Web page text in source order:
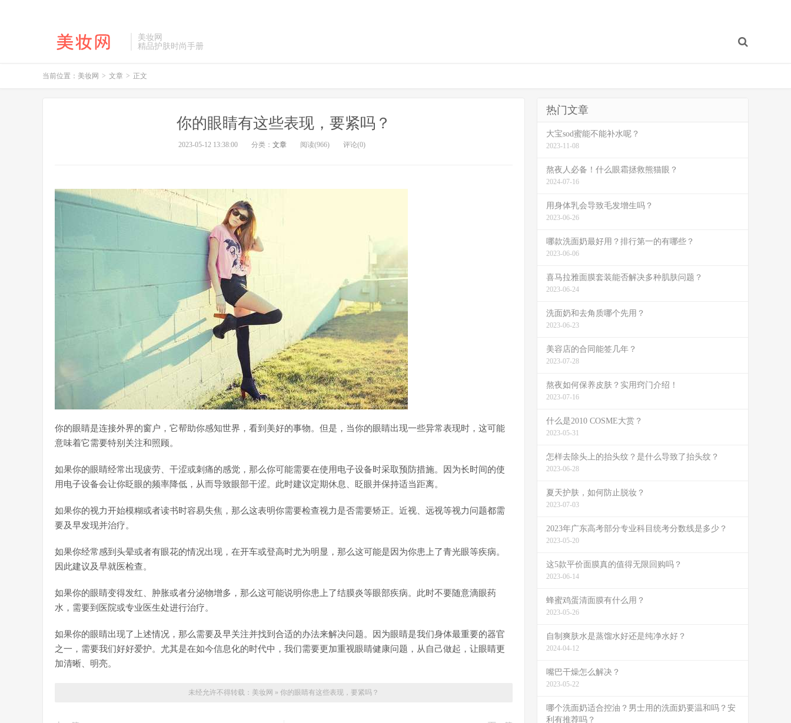
美妆网
精品护肤时尚手册
当前位置： 美妆网 > 文章 > 正文
你的眼睛有这些表现，要紧吗？
2023-05-12 13:38:00 分类： 文章 阅读(966) 评论(0)
你的眼睛是连接外界的窗户，它帮助你感知世界，看到美好的事物。但是，当你的眼睛出现一些异常表现时，这可能
意味着它需要特别关注和照顾。
如果你的眼睛经常出现疲劳、干涩或刺痛的感觉，那么你可能需要在使用电子设备时采取预防措施。因为长时间的使
用电子设备会让你眨眼的频率降低，从而导致眼部干涩。此时建议定期休息、眨眼并保持适当距离。
如果你的视力开始模糊或者读书时容易失焦，那么这表明你需要检查视力是否需要矫正。近视、远视等视力问题都需
要及早发现并治疗。
如果你经常感到头晕或者有眼花的情况出现，在开车或登高时尤为明显，那么这可能是因为你患上了青光眼等疾病。
因此建议及早就医检查。
如果你的眼睛变得发红、肿胀或者分泌物增多，那么这可能说明你患上了结膜炎等眼部疾病。此时不要随意滴眼药
水，需要到医院或专业医生处进行治疗。
如果你的眼睛出现了上述情况，那么需要及早关注并找到合适的办法来解决问题。因为眼睛是我们身体最重要的器官
之一，需要我们好好爱护。尤其是在如今信息化的时代中，我们需要更加重视眼睛健康问题，从自己做起，让眼睛更
加清晰、明亮。
未经允许不得转载： 美妆网 » 你的眼睛有这些表现，要紧吗？
热门文章
大宝sod蜜能不能补水呢？
2023-11-08
熬夜人必备！什么眼霜拯救熊猫眼？
2024-07-16
用身体乳会导致毛发增生吗？
2023-06-26
哪款洗面奶最好用？排行第一的有哪些？
2023-06-06
喜马拉雅面膜套装能否解决多种肌肤问题？
2023-06-24
洗面奶和去角质哪个先用？
2023-06-23
美容店的合同能签几年？
2023-07-28
熬夜如何保养皮肤？实用窍门介绍！
2023-07-16
什么是2010 COSME大赏？
2023-05-31
怎样去除头上的抬头纹？是什么导致了抬头纹？
2023-06-28
夏天护肤，如何防止脱妆？
2023-07-03
2023年广东高考部分专业科目统考分数线是多少？
2023-05-20
这5款平价面膜真的值得无限回购吗？
2023-06-14
蜂蜜鸡蛋清面膜有什么用？
2023-05-26
自制爽肤水是蒸馏水好还是纯净水好？
2024-04-12
嘴巴干燥怎么解决？
2023-05-22
哪个洗面奶适合控油？男士用的洗面奶要温和吗？安
利有推荐吗？